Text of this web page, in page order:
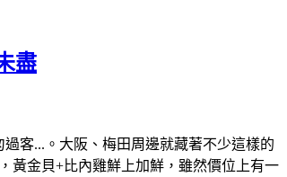
盡
客...。大阪、梅田周邊就藏著不少這樣的
黃金貝+比內雞鮮上加鮮，雖然價位上有一